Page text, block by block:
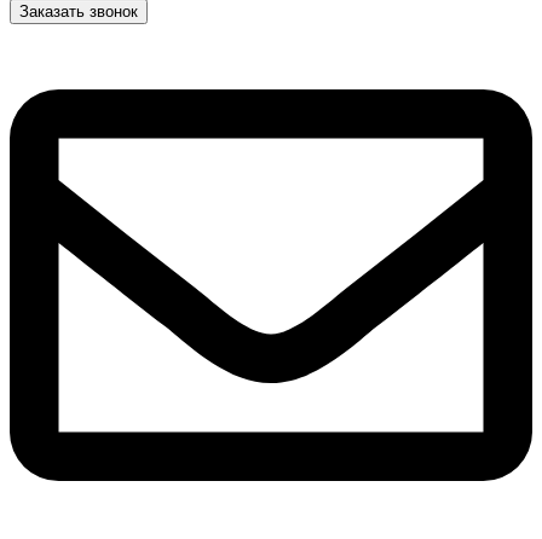
Заказать звонок